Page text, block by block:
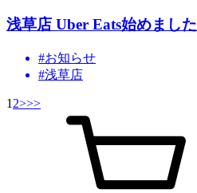
浅草店 Uber Eats始めました
#お知らせ
#浅草店
1 2>>>